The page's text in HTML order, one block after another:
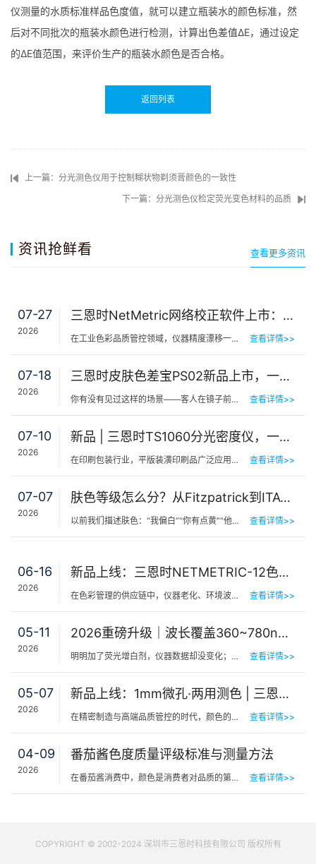
仪测量的水质标准样品色度值，就可以建立瓶装水的颜色标准，然
后对不同批次的瓶装水颜色进行检测，计算出色差值ΔE，通过设定
的ΔE值范围，来评价生产的瓶装水颜色是否合格。
返回列表
上一篇：分光测色仪用于控制糊状物剃须膏颜色的一致性
下一篇：分光测色仪检定荧光变色材料的品质
资讯抢鲜看 查看更多资讯
07-27
2026
三恩时NetMetric网络校正软件上市：告别返厂，15分钟让测色仪“恢复出厂精度”
在工业色彩品质管控领域，仪器精度漂移一直是制造企业挥之不去的隐痛。同一批货，A车间测合格、B车间测不合… 查看详情>>
07-18
2026
三恩时皮肤色差宝PS02新品上市，一键测出你的精准肤色等级
你有没有见过这样的场景——客人在镜子前端详半天，问：“我是不是白了一点？”美容师… 查看详情>>
07-10
2026
新品 | 三恩时TS1060分光密度仪，一机覆盖平版装潢印刷品色密度与色差检测
在印刷包装行业，平版装潢印刷品广泛应用于包装工艺品、日化标签、节日用品等场景，客户对同一批次产品的色… 查看详情>>
07-07
2026
肤色等级怎么分？从Fitzpatrick到ITA°，三恩时皮肤测色仪让肤色“数字化”
以前我们描述肤色：“我偏白”“你有点黄”“他挺黑”……现在… 查看详情>>
06-16
2026
新品上线：三恩时NETMETRIC-12色砖与网络校正软件，解决台间差难题
在色彩管理的供应链中，仪器老化、环境波动、台间差…… 一个环节的微小偏差，都可能导致最终… 查看详情>>
05-11
2026
2026重磅升级｜波长覆盖360~780nm，三恩时便携式分光测色仪全光谱了！
明明加了荧光增白剂，仪器数据却没变化；两个零件在室内颜色一样，一到阳光下就“原形毕露”&hel… 查看详情>>
05-07
2026
新品上线：1mm微孔·两用测色 | 三恩时PS401/PS301分光测色仪！
在精密制造与高端品质管控的时代，颜色的微小偏差往往决定着产品的最终命运。对于极小物件、曲面弧面、精密… 查看详情>>
04-09
2026
番茄酱色度质量评级标准与测量方法
在番茄酱消费中，颜色是消费者对品质的第一感知，其一致性与达标性直接影响品牌信任度和产品竞争力。很多人… 查看详情>>
COPYRIGHT © 2002-2024 深圳市三恩时科技有限公司 版权所有